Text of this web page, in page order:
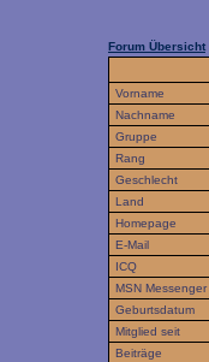
Forum Übersicht
Vorname
Nachname
Gruppe
Rang
Geschlecht
Land
Homepage
E-Mail
ICQ
MSN Messenger
Geburtsdatum
Mitglied seit
Beiträge